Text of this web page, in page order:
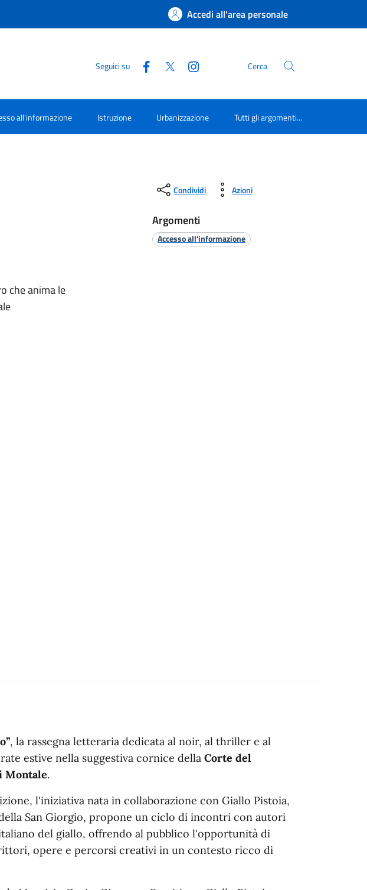
Accedi all'area personale
Seguici su Cerca
all'informazione Istruzione Urbanizzazione Tutti gli argomenti...
che anima le
Condividi Azioni
Argomenti
Accesso all'informazione
, la rassegna letteraria dedicata al noir, al thriller e al
estive nella suggestiva cornice della Corte del
Montale.
l'iniziativa nata in collaborazione con Giallo Pistoia,
San Giorgio, propone un ciclo di incontri con autori
del giallo, offrendo al pubblico l'opportunità di
opere e percorsi creativi in un contesto ricco di